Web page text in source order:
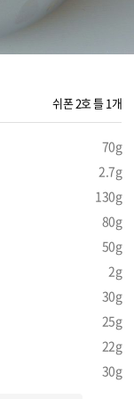
쉬폰 2호 틀 1개
70g
2.7g
130g
80g
50g
2g
30g
25g
22g
30g